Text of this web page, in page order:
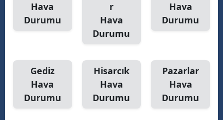
Hava
Durumu
r
Hava
Durumu
Hava
Durumu
Gediz
Hava
Durumu
Hisarcık
Hava
Durumu
Pazarlar
Hava
Durumu